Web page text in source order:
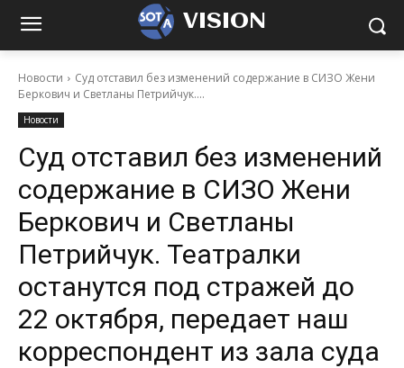
VISION
Новости
Суд отставил без изменений содержание в СИЗО Жени
Беркович и Светланы Петрийчук....
Новости
Суд отставил без изменений
содержание в СИЗО Жени
Беркович и Светланы
Петрийчук. Театралки
останутся под стражей до
22 октября, передает наш
корреспондент из зала суда